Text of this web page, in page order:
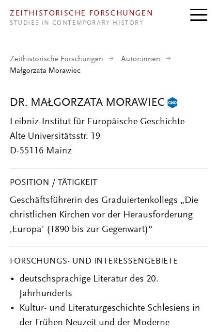
ZEITHISTORISCHE FORSCHUNGEN
STUDIES IN CONTEMPORARY HISTORY
Zeithistorische Forschungen
Autor:innen
Małgorzata Morawiec
DR. MAŁGORZATA MORAWIEC
Leibniz-Institut für Europäische Geschichte
Alte Universitätsstr. 19
D-55116 Mainz
POSITION / TÄTIGKEIT
Geschäftsführerin des Graduiertenkollegs „Die
christlichen Kirchen vor der Herausforderung
‚Europa’ (1890 bis zur Gegenwart)“
FORSCHUNGS- UND INTERESSENGEBIETE
deutschsprachige Literatur des 20.
Jahrhunderts
Kultur- und Literaturgeschichte Schlesiens in
der Frühen Neuzeit und der Moderne